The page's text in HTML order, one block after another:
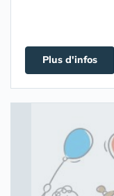
Plus d'infos